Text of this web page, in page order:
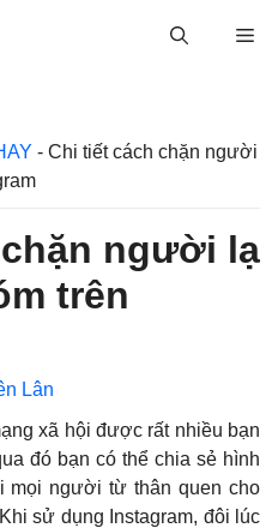
- Chi tiết cách chặn người
người lạ
trên
Lân
xã hội được rất nhiều bạn
đó bạn có thể chia sẻ hình
mọi người từ thân quen cho
sử dụng Instagram, đôi lúc